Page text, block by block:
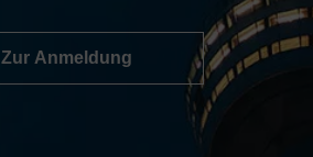
Zur Anmeldung